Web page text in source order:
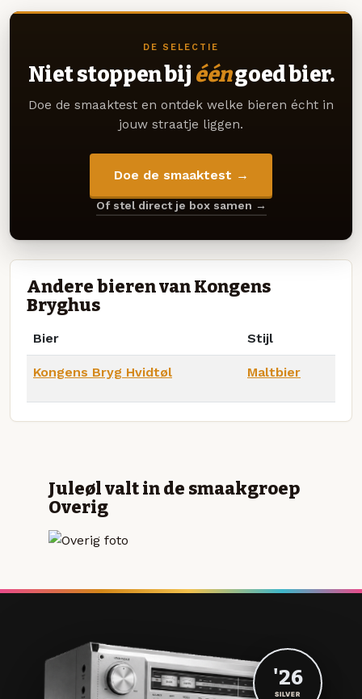
DE SELECTIE
Niet stoppen bij ééngoed bier.
Doe de smaaktest en ontdek welke bieren écht in
jouw straatje liggen.
Doe de smaaktest →
Of stel direct je box samen →
Andere bieren van Kongens
Bryghus
Bier Stijl
Kongens Bryg Hvidtøl Maltbier
Juleøl valt in de smaakgroep
Overig
'26
SILVER